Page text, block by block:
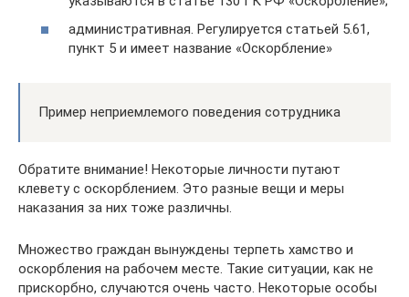
административная. Регулируется статьей 5.61,
пункт 5 и имеет название «Оскорбление»
Пример неприемлемого поведения сотрудника
Обратите внимание! Некоторые личности путают
клевету с оскорблением. Это разные вещи и меры
наказания за них тоже различны.
Множество граждан вынуждены терпеть хамство и
оскорбления на рабочем месте. Такие ситуации, как не
прискорбно, случаются очень часто. Некоторые особы